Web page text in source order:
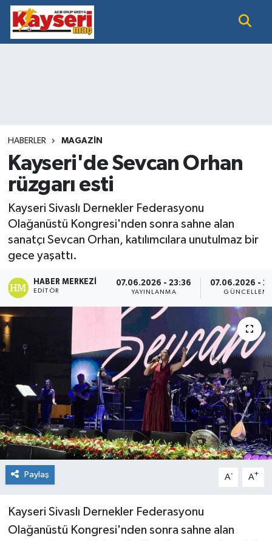
HABERLER MAGAZİN
Kayseri'de Sevcan Orhan
rüzgarı esti
Kayseri Sivaslı Dernekler Federasyonu
Olağanüstü Kongresi'nden sonra sahne alan
sanatçı Sevcan Orhan, katılımcılara unutulmaz bir
gece yaşattı.
HABER MERKEZI
EDITÖR
07.06.2026 - 23:36
YAYINLANMA
07.06.2026 -
Paylaş A- A+
Kayseri Sivaslı Dernekler Federasyonu
Olağanüstü Kongresi'nden sonra sahne alan
EĞİTİM
SAĞLIK
SİYASET GÜNDEMİ
SÜPER LİG
Nöbetçi Eczaneler
Trafik Durumu
Süper Lig Puan Durumu ve Fikstür
Son Dakika Haberleri
Haber Arşivi